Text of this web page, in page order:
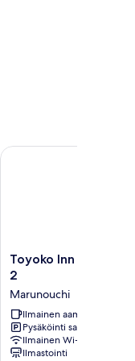
Toyoko
Inn
Station
Minami
2
Marunouchi
Toyoko Inn Kofu
2
Marunouchi
Ilmainen aamiainen
Pysäköinti saatavilla
Ilmainen Wi-Fi
Ilmastointi
Toyoko Inn Kofu